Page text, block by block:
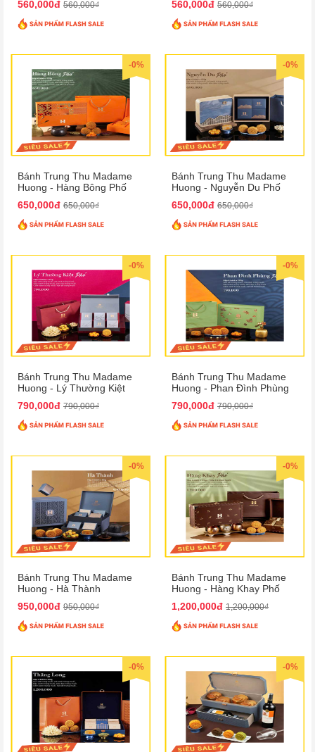
560,000đ 560,000₫ 560,000đ 560,000₫
-0%
Bánh Trung Thu Madame
Huong - Hàng Bông Phố
650,000đ 650,000₫
-0%
Bánh Trung Thu Madame
Huong - Nguyễn Du Phố
650,000đ 650,000₫
-0%
Bánh Trung Thu Madame
Huong - Lý Thường Kiệt
790,000đ 790,000₫
-0%
Bánh Trung Thu Madame
Huong - Phan Đình Phùng
790,000đ 790,000₫
-0%
Bánh Trung Thu Madame
Huong - Hà Thành
950,000đ 950,000₫
-0%
Bánh Trung Thu Madame
Huong - Hàng Khay Phố
1,200,000đ 1,200,000₫
-0% -0%